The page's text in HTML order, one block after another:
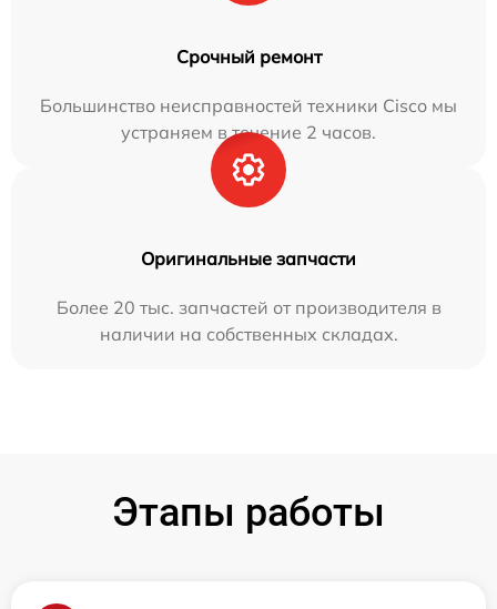
Срочный ремонт
Большинство неисправностей техники Cisco мы
устраняем в течение 2 часов.
Оригинальные запчасти
Более 20 тыс. запчастей от производителя в
наличии на собственных складах.
Этапы работы